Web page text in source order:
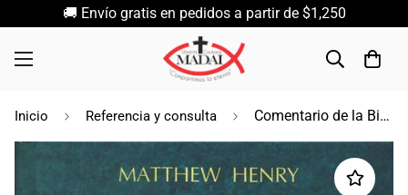
🚚 Envío gratis en pedidos a partir de $1,250
Inicio Referencia y consulta Comentario de la Biblia / Matthew Henry